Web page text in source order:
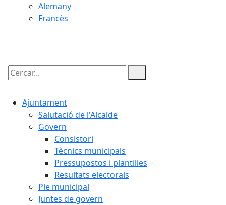
Alemany
Francès
Cercar:
Ajuntament
Salutació de l'Alcalde
Govern
Consistori
Tècnics municipals
Pressupostos i plantilles
Resultats electorals
Ple municipal
Juntes de govern